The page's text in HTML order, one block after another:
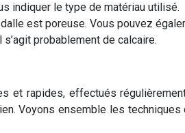
indiquer le type de matériau utilisé.
est poreuse. Vous pouvez
probablement de calcaire.
rapides, effectués
Voyons ensemble les techniques